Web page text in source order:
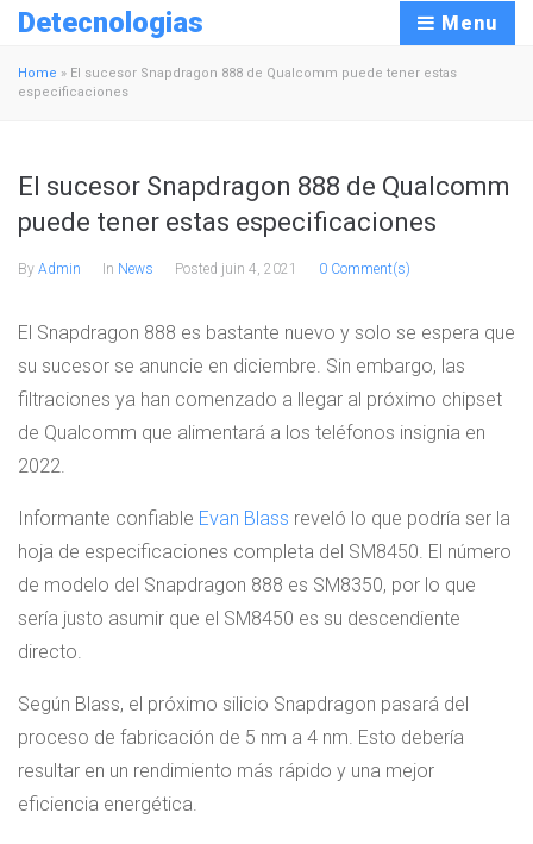
Detecnologias Menu
Home » El sucesor Snapdragon 888 de Qualcomm puede tener estas
especificaciones
El sucesor Snapdragon 888 de Qualcomm
puede tener estas especificaciones
By Admin In News Posted juin 4, 2021 0 Comment(s)
El Snapdragon 888 es bastante nuevo y solo se espera que
su sucesor se anuncie en diciembre. Sin embargo, las
filtraciones ya han comenzado a llegar al próximo chipset
de Qualcomm que alimentará a los teléfonos insignia en
2022.
Informante confiable Evan Blass reveló lo que podría ser la
hoja de especificaciones completa del SM8450. El número
de modelo del Snapdragon 888 es SM8350, por lo que
sería justo asumir que el SM8450 es su descendiente
directo.
Según Blass, el próximo silicio Snapdragon pasará del
proceso de fabricación de 5 nm a 4 nm. Esto debería
resultar en un rendimiento más rápido y una mejor
eficiencia energética.